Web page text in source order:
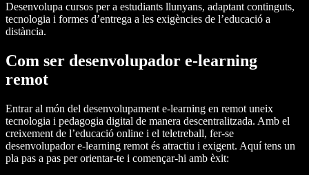
Desenvolupa cursos per a estudiants llunyans, adaptant continguts,
tecnologia i formes d’entrega a les exigències de l’educació a
distància.
Com ser desenvolupador e-learning
remot
Entrar al món del desenvolupament e-learning en remot uneix
tecnologia i pedagogia digital de manera descentralitzada. Amb el
creixement de l’educació online i el teletreball, fer-se
desenvolupador e-learning remot és atractiu i exigent. Aquí tens un
pla pas a pas per orientar-te i començar-hi amb èxit: